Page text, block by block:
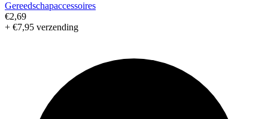
Gereedschapaccessoires
€2,69
+ €7,95 verzending